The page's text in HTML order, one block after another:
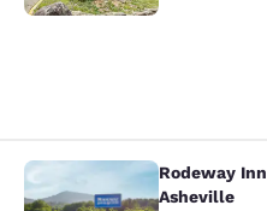
Rodeway Inn &
Rodeway
Asheville